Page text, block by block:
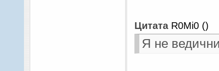
Цитата R0Mi0 ()
Я не